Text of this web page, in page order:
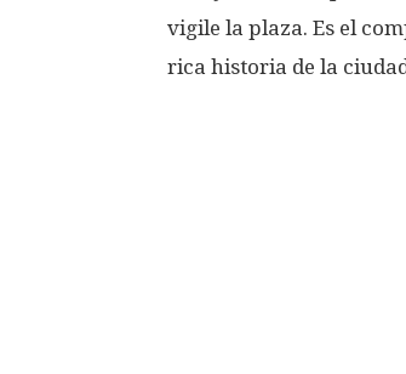
vigile la plaza. Es el
rica historia de la